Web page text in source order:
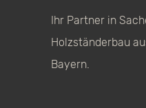
Ihr Partner in
Holzständerbau
Bayern.